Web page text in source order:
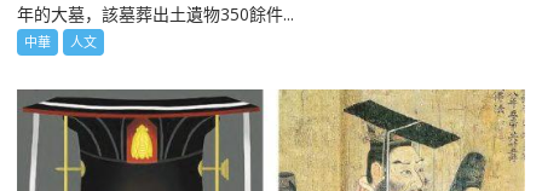
年的大墓，該墓葬出土遺物350餘件...
中華 人文